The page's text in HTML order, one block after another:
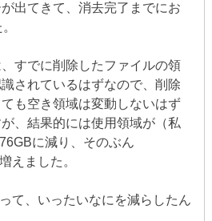
出てきて、消去完了までにお
すでに削除したファイルの領
されているはずなので、削除
も空き領域は変動しないはず
、結果的には使用領域が（私
に減り、そのぶん
えました。
て、いったいなにを減らしたん